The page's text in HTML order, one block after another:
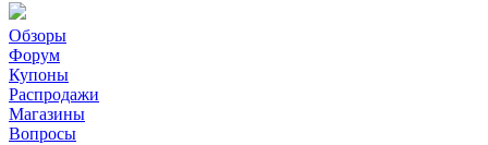
Обзоры
Форум
Купоны
Распродажи
Магазины
Вопросы